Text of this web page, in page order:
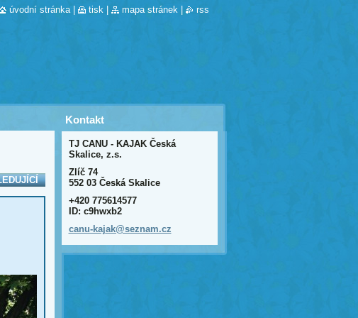
Kontakt
TJ CANU - KAJAK Česká
Skalice, z.s.
Zlíč 74
552 03 Česká Skalice
+420 775614577
ID: c9hwxb2
canu-kajak@seznam.cz
úvodní stránka tisk mapa stránek rss